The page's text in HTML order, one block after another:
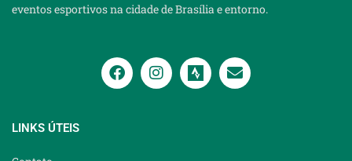
eventos esportivos na cidade de Brasília e entorno.
LINKS ÚTEIS